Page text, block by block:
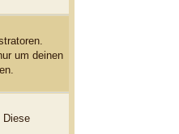
um deinen
Diese